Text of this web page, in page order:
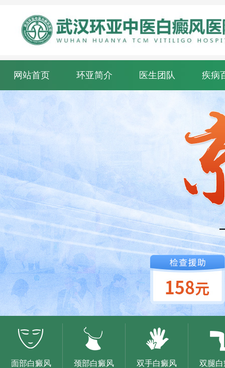
网站首页 环亚简介 医生团队 疾病
面部白癜风 颈部白癜风 双手白癜风 双腿